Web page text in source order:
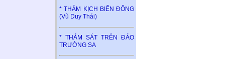
* THẢM KỊCH BIỂN ĐÔNG
(Vũ Duy Thái)
* THẢM SÁT TRÊN ĐẢO
TRƯỜNG SA